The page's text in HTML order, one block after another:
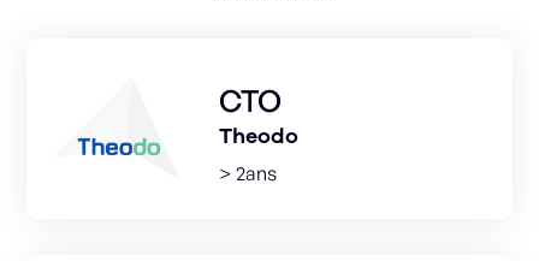
CTO
Theodo
> 2ans